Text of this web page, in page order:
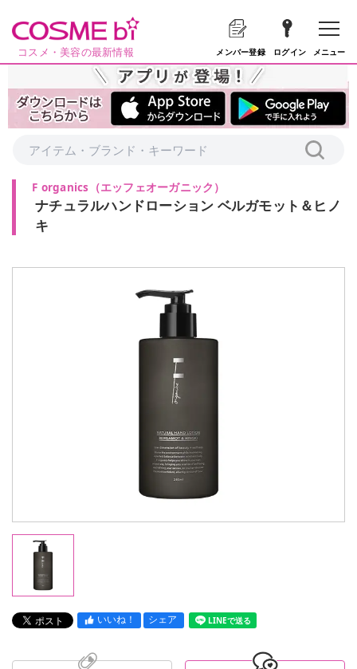
コスメ・美容の最新情報 メンバー登録 ログイン メニュー
F organics （エッフェオーガニック ）
ナチュラルハンドローション ベルガモット＆ヒノ
キ
いいね！ シェア LINEで送る